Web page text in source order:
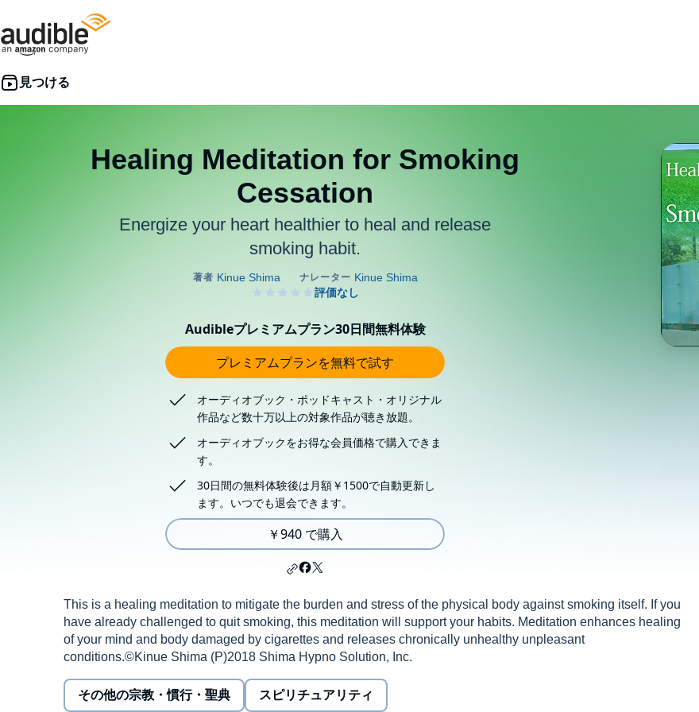
Healing Meditation for Smoking
Cessation
Energize your heart healthier to heal and release
smoking habit.
Audibleプレミアムプラン30日間無料体験
プレミアムプランを無料で試す
オーディオブック・ポッドキャスト・オリジナル
作品など数十万以上の対象作品が聴き放題。
オーディオブックをお得な会員価格で購入できま
す。
30日間の無料体験後は月額￥1500で自動更新し
ます。いつでも退会できます。
￥940 で購入
This is a healing meditation to mitigate the burden and stress of the physical body against smoking itself. If you
have already challenged to quit smoking, this meditation will support your habits. Meditation enhances healing
of your mind and body damaged by cigarettes and releases chronically unhealthy unpleasant
conditions.©Kinue Shima (P)2018 Shima Hypno Solution, Inc.
その他の宗教・慣行・聖典 スピリチュアリティ